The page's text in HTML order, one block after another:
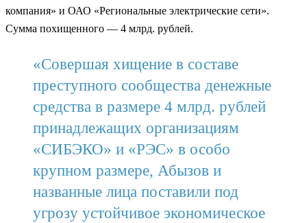
компания» и ОАО «Региональные электрические сети».
Сумма похищенного — 4 млрд. рублей.
«Совершая хищение в составе
преступного сообщества денежные
средства в размере 4 млрд. рублей
принадлежащих организациям
«СИБЭКО» и «РЭС» в особо
крупном размере, Абызов и
названные лица поставили под
угрозу устойчивое экономическое